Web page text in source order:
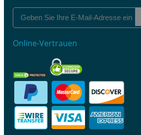
Online-Vertrauen